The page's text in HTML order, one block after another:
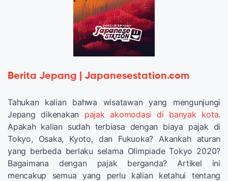
Berita Jepang | Japanesestation.com
Tahukan kalian bahwa wisatawan yang mengunjungi
Jepang dikenakan pajak akomodasi di banyak kota.
Apakah kalian sudah terbiasa dengan biaya pajak di
Tokyo, Osaka, Kyoto, dan Fukuoka? Akankah aturan
yang berbeda berlaku selama Olimpiade Tokyo 2020?
Bagaimana dengan pajak berganda? Artikel ini
mencakup semua yang perlu kalian ketahui tentang